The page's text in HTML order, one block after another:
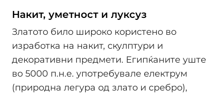
Накит, уметност и луксуз
Златото било широко користено во
изработка на накит, скулптури и
декоративни предмети. Египќаните уште
во 5000 п.н.е. употребувале електрум
(природна легура од злато и сребро),